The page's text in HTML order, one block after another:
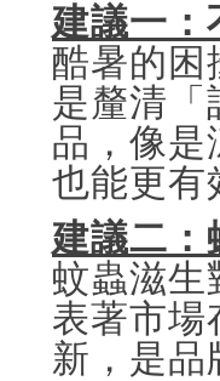
建議一：
酷暑的困
是釐清「
品，像是
也能更有
建議二：
蚊蟲滋生
表著市場
新，是品